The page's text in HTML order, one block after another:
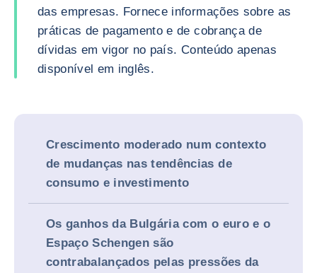
das empresas. Fornece informações sobre as
práticas de pagamento e de cobrança de
dívidas em vigor no país. Conteúdo apenas
disponível em inglês.
Crescimento moderado num contexto
de mudanças nas tendências de
consumo e investimento
Os ganhos da Bulgária com o euro e o
Espaço Schengen são
contrabalançados pelas pressões da